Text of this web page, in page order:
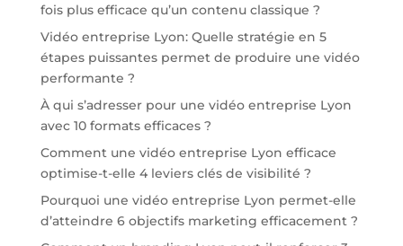
fois plus efficace qu’un contenu classique ?
Vidéo entreprise Lyon: Quelle stratégie en 5
étapes puissantes permet de produire une vidéo
performante ?
À qui s’adresser pour une vidéo entreprise Lyon
avec 10 formats efficaces ?
Comment une vidéo entreprise Lyon efficace
optimise-t-elle 4 leviers clés de visibilité ?
Pourquoi une vidéo entreprise Lyon permet-elle
d’atteindre 6 objectifs marketing efficacement ?